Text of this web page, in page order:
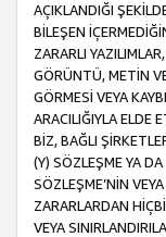
AÇIKLANDIĞI
BİLEŞEN
ZARARLI
GÖRÜNTÜ, METİN
GÖRMESİ VEYA
ARACILIĞIYLA ELDE
BİZ, BAĞLI
(Y) SÖZLEŞME YA
SÖZLEŞME’NİN
ZARARLARDAN
VEYA